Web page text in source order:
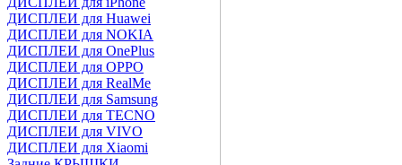
ДИСПЛЕИ для Huawei
ДИСПЛЕИ для NOKIA
ДИСПЛЕИ для OnePlus
ДИСПЛЕИ для OPPO
ДИСПЛЕИ для RealMe
ДИСПЛЕИ для Samsung
ДИСПЛЕИ для TECNO
ДИСПЛЕИ для VIVO
ДИСПЛЕИ для Xiaomi